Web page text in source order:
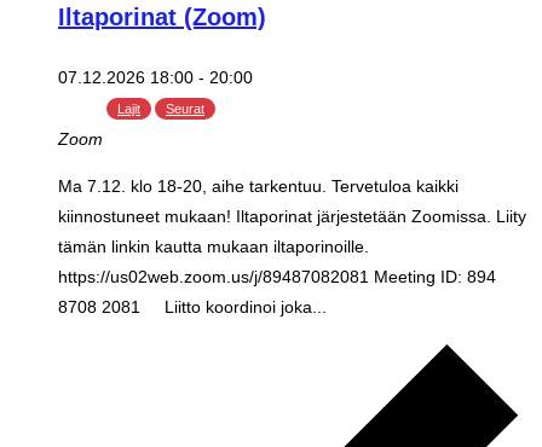
Iltaporinat (Zoom)
07.12.2026 18:00 - 20:00
Lajit Seurat
Zoom
Ma 7.12. klo 18-20, aihe tarkentuu. Tervetuloa kaikki
kiinnostuneet mukaan! Iltaporinat järjestetään Zoomissa. Liity
tämän linkin kautta mukaan iltaporinoille.
https://us02web.zoom.us/j/89487082081 Meeting ID: 894
8708 2081 Liitto koordinoi joka...